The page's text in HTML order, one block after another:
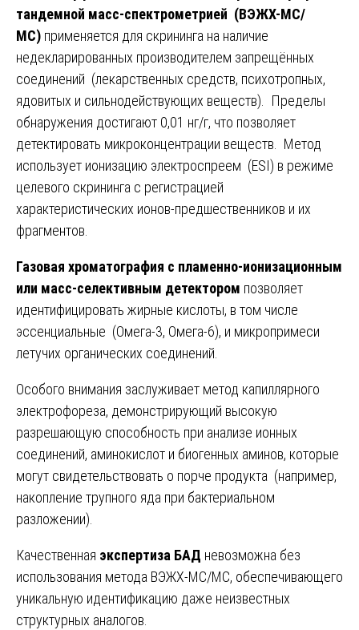
тандемной масс-спектрометрией (ВЭЖХ-МС/
МС) применяется для скрининга на наличие
недекларированных производителем запрещённых
соединений (лекарственных средств, психотропных,
ядовитых и сильнодействующих веществ). Пределы
обнаружения достигают 0,01 нг/г, что позволяет
детектировать микроконцентрации веществ. Метод
использует ионизацию электроспреем (ESI) в режиме
целевого скрининга с регистрацией
характеристических ионов-предшественников и их
фрагментов.
Газовая хроматография с пламенно-ионизационным
или масс-селективным детектором позволяет
идентифицировать жирные кислоты, в том числе
эссенциальные (Омега-3, Омега-6), и микропримеси
летучих органических соединений.
Особого внимания заслуживает метод капиллярного
электрофореза, демонстрирующий высокую
разрешающую способность при анализе ионных
соединений, аминокислот и биогенных аминов, которые
могут свидетельствовать о порче продукта (например,
накопление трупного яда при бактериальном
разложении).
Качественная экспертиза БАД невозможна без
использования метода ВЭЖХ-МС/МС, обеспечивающего
уникальную идентификацию даже неизвестных
структурных аналогов.